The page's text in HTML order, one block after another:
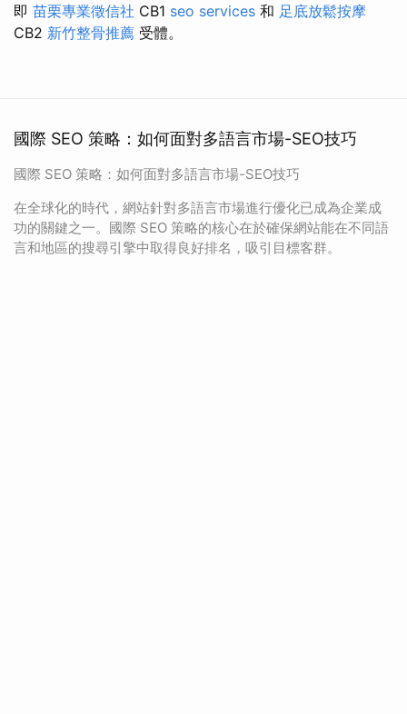
即 苗栗專業徵信社 CB1 seo services 和 足底放鬆按摩
CB2 新竹整骨推薦 受體。
國際 SEO 策略：如何面對多語言市場-SEO技巧
國際 SEO 策略：如何面對多語言市場-SEO技巧
在全球化的時代，網站針對多語言市場進行優化已成為企業成
功的關鍵之一。國際 SEO 策略的核心在於確保網站能在不同語
言和地區的搜尋引擎中取得良好排名，吸引目標客群。